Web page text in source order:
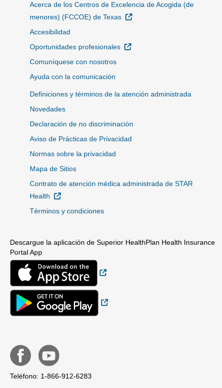
Acerca de los Centros de Excelencia de Acogida (de
menores) (FCCOE) de Texas
Sitio Externo
Accesibilidad
Oportunidades profesionales
Sitio Externo
Comuníquese con nosotros
Ayuda con la comunicación
Definiciones y términos de la atención administrada
Novedades
Declaración de no discriminación
Aviso de Prácticas de Privacidad
Normas sobre la privacidad
Mapa de Sitios
Contrato de atención médica administrada de STAR
Health
Sitio Externo
Términos y condiciones
Descargue la aplicación de Superior HealthPlan Health Insurance
Portal App
Teléfono: 1-866-912-6283